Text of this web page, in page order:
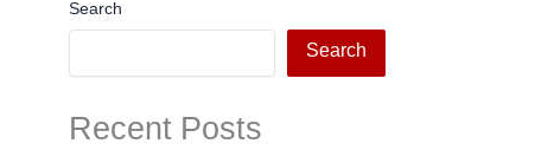
Search
Search
Recent Posts